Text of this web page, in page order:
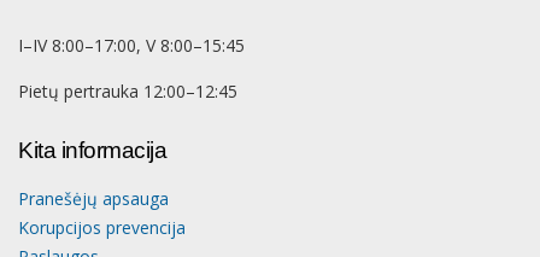
I–IV 8:00–17:00, V 8:00–15:45
Pietų pertrauka 12:00–12:45
Kita informacija
Pranešėjų apsauga
Korupcijos prevencija